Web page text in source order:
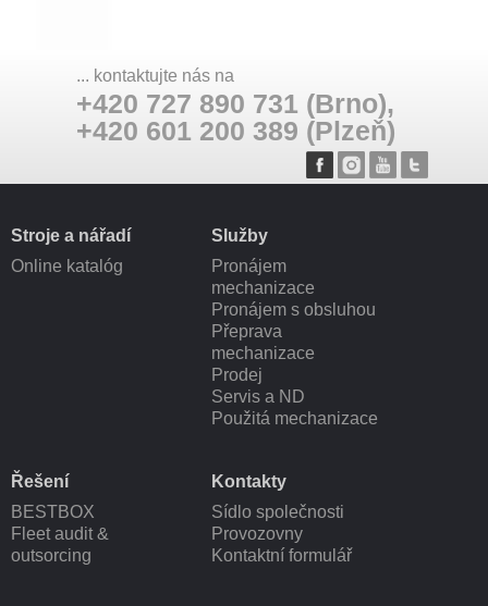
... kontaktujte nás na
+420 727 890 731 (Brno),
+420 601 200 389 (Plzeň)
Stroje a nářadí
Online katalóg
Služby
Pronájem
mechanizace
Pronájem s obsluhou
Přeprava
mechanizace
Prodej
Servis a ND
Použitá mechanizace
Řešení
BESTBOX
Fleet audit &
outsorcing
Kontakty
Sídlo společnosti
Provozovny
Kontaktní formulář